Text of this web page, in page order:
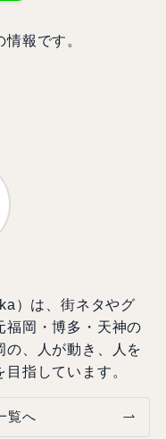
報です。
）は、街ネタやグ
福岡・博多・天神の
の、人が動き、人を
指しています。
覧へ